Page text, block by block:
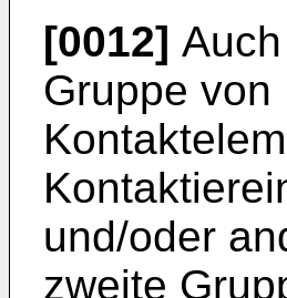
[0012]
Gruppe
und/oder
zweite